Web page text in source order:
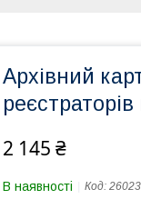
Архівний
2 145 ₴
В наявності Код: